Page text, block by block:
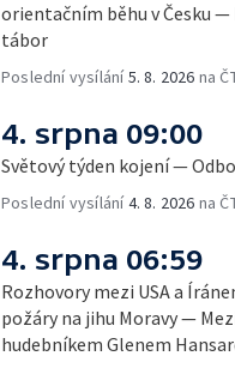
orientačním běhu v Česku
tábor
Poslední vysílání5. 8. 2026 na
4. srpna 09:00
Světový týden kojení —
Poslední vysílání4. 8. 2026 na
4. srpna 06:59
Rozhovory mezi USA a
požáry na jihu Moravy —
hudebníkem Glenem